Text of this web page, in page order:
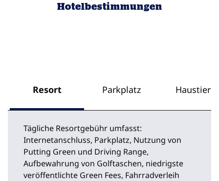
Hotelbestimmungen
Resort Parkplatz Haustiere
Tägliche Resortgebühr umfasst:
Internetanschluss, Parkplatz, Nutzung von
Putting Green und Driving Range,
Aufbewahrung von Golftaschen, niedrigste
veröffentlichte Green Fees, Fahrradverleih